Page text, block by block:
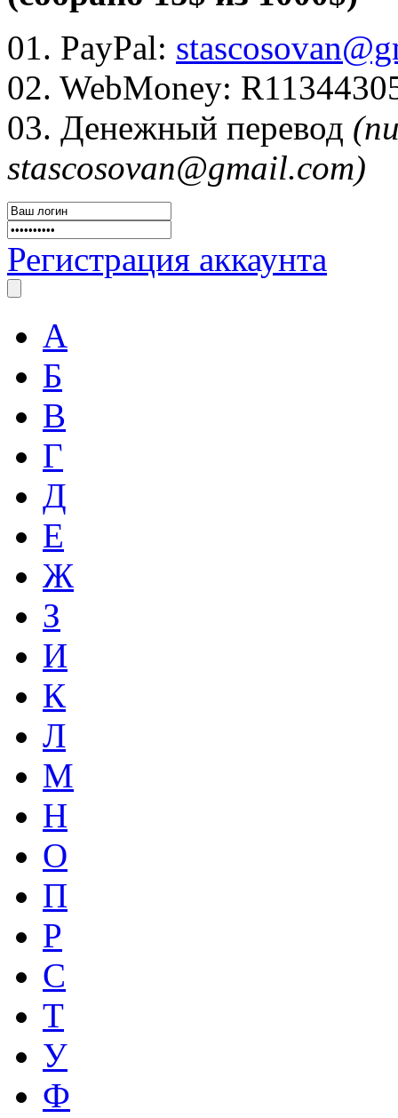
01. PayPal:
02. WebMoney:
03. Денежный перевод
stascosovan@gmail.com)
Регистрация аккаунта
А
Б
В
Г
Д
Е
Ж
З
И
К
Л
М
Н
О
П
Р
С
Т
У
Ф